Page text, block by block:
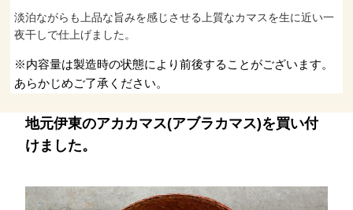
淡泊ながらも上品な旨みを感じさせる上質なカマスを生に近い一
夜干しで仕上げました。
※内容量は製造時の状態により前後することがございます。
あらかじめご了承ください。
地元伊東のアカカマス(アブラカマス)を買い付
けました。